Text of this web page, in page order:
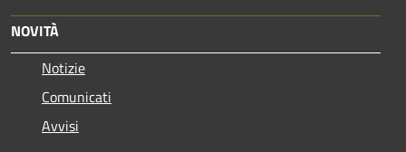
NOVITÀ
Notizie
Comunicati
Avvisi